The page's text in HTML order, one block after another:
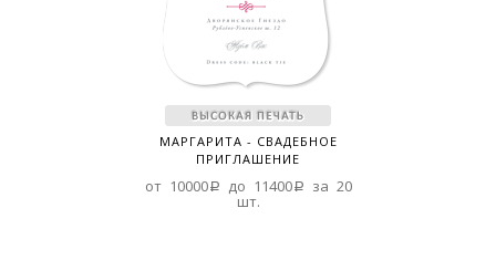
МАРГАРИТА - СВАДЕБНОЕ
ПРИГЛАШЕНИЕ
от 10000a до 11400a за 20
шт.